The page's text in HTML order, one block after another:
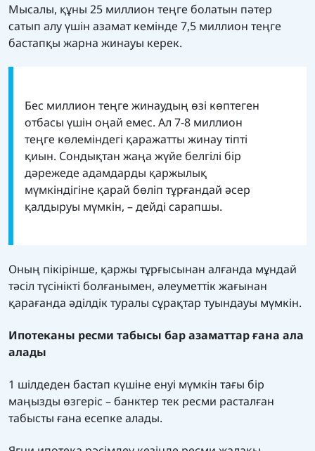
Мысалы, құны 25 миллион теңге болатын пәтер
сатып алу үшін азамат кемінде 7,5 миллион теңге
бастапқы жарна жинауы керек.
Бес миллион теңге жинаудың өзі көптеген
отбасы үшін оңай емес. Ал 7-8 миллион
теңге көлеміндегі қаражатты жинау тіпті
қиын. Сондықтан жаңа жүйе белгілі бір
дәрежеде адамдарды қаржылық
мүмкіндігіне қарай бөліп тұрғандай әсер
қалдыруы мүмкін, – дейді сарапшы.
Оның пікірінше, қаржы тұрғысынан алғанда мұндай
тәсіл түсінікті болғанымен, әлеуметтік жағынан
қарағанда әділдік туралы сұрақтар туындауы мүмкін.
Ипотеканы ресми табысы бар азаматтар ғана ала
алады
1 шілдеден бастап күшіне енуі мүмкін тағы бір
маңызды өзгеріс – банктер тек ресми расталған
табысты ғана есепке алады.